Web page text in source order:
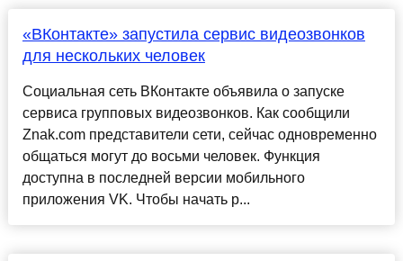
«ВКонтакте» запустила сервис видеозвонков
для нескольких человек
Социальная сеть ВКонтакте объявила о запуске
сервиса групповых видеозвонков. Как сообщили
Znak.com представители сети, сейчас одновременно
общаться могут до восьми человек. Функция
доступна в последней версии мобильного
приложения VK. Чтобы начать р...